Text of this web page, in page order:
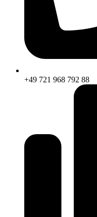
+49 721 968 792 88